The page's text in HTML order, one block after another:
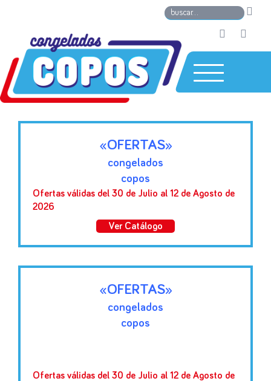
«OFERTAS»
congelados
copos
Ofertas válidas del 30 de Julio al 12 de Agosto de
2026
Ver Catálogo
«OFERTAS»
congelados
copos
Ofertas válidas del 30 de Julio al 12 de Agosto de